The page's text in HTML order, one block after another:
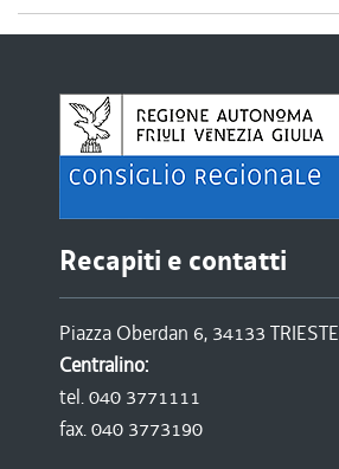
Recapiti e contatti
Piazza Oberdan 6, 34133 TRIESTE
Centralino:
tel. 040 3771111
fax. 040 3773190